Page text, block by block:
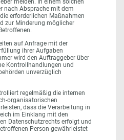
melden. In einem solchen
nach Absprache mit dem
erforderlichen Maßnahmen
zur Minderung möglicher
auf Anfrage mit der
ihrer Aufgaben
wird den Auftraggeber über
Kontrollhandlungen und
unverzüglich
regelmäßig die internen
organisatorischen
dass die Verarbeitung in
im Einklang mit den
Datenschutzrechts erfolgt und
Person gewährleistet